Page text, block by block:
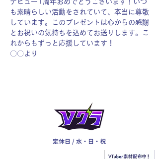
デビュー1周年おめでとうございます！いつ
も素晴らしい活動をされていて、本当に尊敬
しています。このプレゼントは心からの感謝
とお祝いの気持ちを込めてお送りします。こ
れからもずっと応援しています！
〇〇より
定休日 / 水・日・祝